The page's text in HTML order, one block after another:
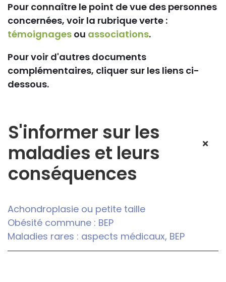
Pour connaître le point de vue des personnes
concernées, voir la rubrique verte :
témoignages ou associations.
Pour voir d'autres documents
complémentaires, cliquer sur les liens ci-
dessous.
S'informer sur les
maladies et leurs
conséquences
Achondroplasie ou petite taille
Obésité commune : BEP
Maladies rares : aspects médicaux, BEP